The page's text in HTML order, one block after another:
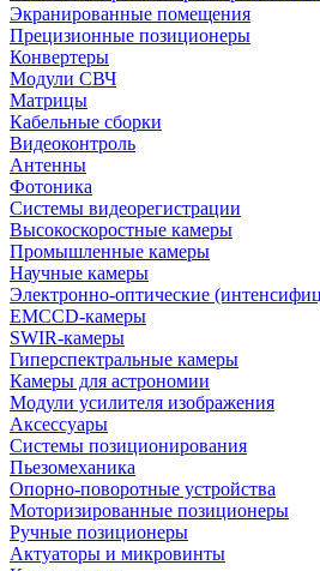
Экранированные помещения
Прецизионные позиционеры
Конвертеры
Модули СВЧ
Матрицы
Кабельные сборки
Видеоконтроль
Антенны
Фотоника
Cистемы видеорегистрации
Высокоскоростные камеры
Промышленные камеры
Научные камеры
Электронно-оптические
EMCCD-камеры
SWIR-камеры
Гиперспектральные камеры
Камеры для астрономии
Модули усилителя изображения
Аксессуары
Системы позиционирования
Пьезомеханика
Опорно-поворотные устройства
Моторизированные позиционеры
Ручные позиционеры
Актуаторы и микровинты